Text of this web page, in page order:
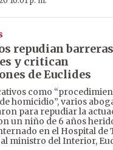
repudian barreras
y critican
de Euclides
como
homicidio”, varios
para repudiar la
un niño de 6 años
en el Hospital de
ministro del Interior,